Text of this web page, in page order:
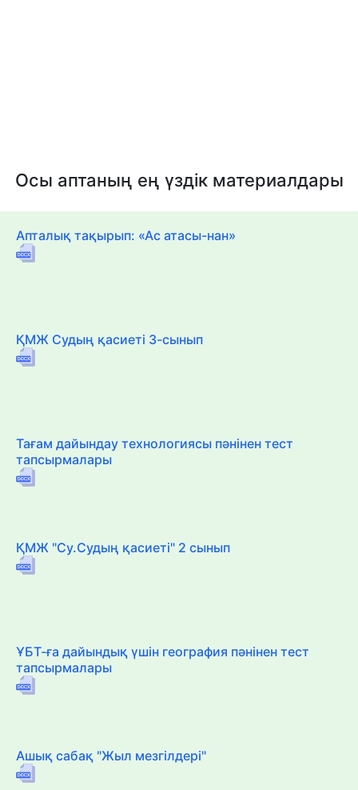
Осы аптаның ең үздік материалдары
Апталық тақырып: «Ас атасы-нан»
ҚМЖ Судың қасиеті 3-сынып
Тағам дайындау технологиясы пәнінен тест
тапсырмалары
ҚМЖ "Су.Судың қасиеті" 2 сынып
ҰБТ-ға дайындық үшін география пәнінен тест
тапсырмалары
Ашық сабақ "Жыл мезгілдері"